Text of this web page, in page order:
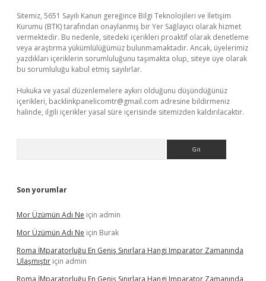
Sitemiz, 5651 Sayılı Kanun gereğince Bilgi Teknolojileri ve İletişim
Kurumu (BTK) tarafından onaylanmış bir Yer Sağlayıcı olarak hizmet
vermektedir. Bu nedenle, sitedeki içerikleri proaktif olarak denetleme
veya araştırma yükümlülüğümüz bulunmamaktadır. Ancak, üyelerimiz
yazdıkları içeriklerin sorumluluğunu taşımakta olup, siteye üye olarak
bu sorumluluğu kabul etmiş sayılırlar.
Hukuka ve yasal düzenlemelere aykırı olduğunu düşündüğünüz
içerikleri, backlinkpanelicomtr@gmail.com adresine bildirmeniz
halinde, ilgili içerikler yasal süre içerisinde sitemizden kaldırılacaktır.
Son yorumlar
Mor Üzümün Adı Ne için admin
Mor Üzümün Adı Ne için Burak
Roma İMparatorluğu En Geniş Sınırlara Hangi Imparator Zamanında
Ulaşmıştır için admin
Roma İMparatorluğu En Geniş Sınırlara Hangi Imparator Zamanında